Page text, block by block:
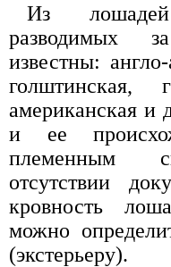
Из
разводимых
известны: англо-
голштинская,
американская и
и ее
племенным
отсутствии
кровность
можно
(экстерьеру).